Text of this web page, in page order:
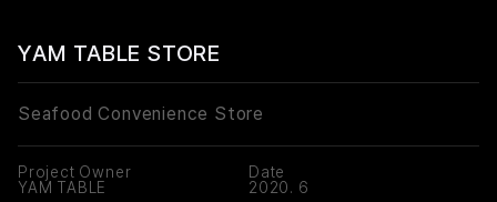
YAM TABLE STORE
Seafood Convenience Store
Project Owner
YAM TABLE
Date
2020. 6